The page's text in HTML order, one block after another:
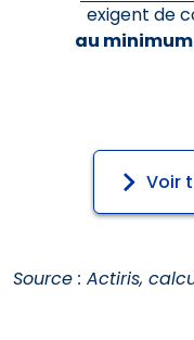
exigent de
au
Voir
Source : Actiris,